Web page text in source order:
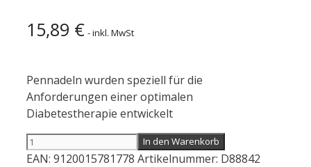
15,89 € - inkl. MwSt
Pennadeln wurden speziell für die
Anforderungen einer optimalen
Diabetestherapie entwickelt
WELLION
Medfine
In den Warenkorb
EAN: 9120015781778 Artikelnummer: D88842